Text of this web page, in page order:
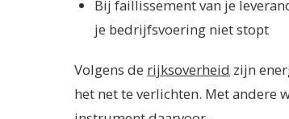
Bij faillissement van je
je bedrijfsvoering niet stopt
Volgens de rijksoverheid zijn
het net te verlichten. Met andere